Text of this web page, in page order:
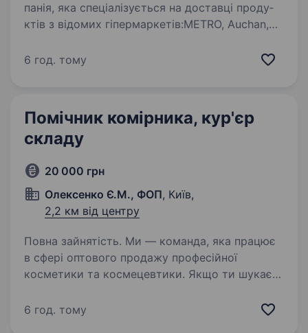
па­нія, яка спе­ці­а­лі­зу­є­ться на до­став­ці про­ду­
ктів з відомих гі­пер­мар­ке­тів:METRO, Аuchan,
UltraMarket, Во­сторг, КО­СМОС, су­пер­мар­кет…
6 год. тому
Помічник комірника, кур'єр
складу
20 000 грн
Олексенко Є.М., ФОП, Київ,
2,2 км від центру
Повна зайнятість. Ми — команда, яка працює
в сфері оптового продажу професійної
косметики та космецевтики. Якщо ти шукаєш
запрошуємо на посаду Помічника комірника.
6 год. тому